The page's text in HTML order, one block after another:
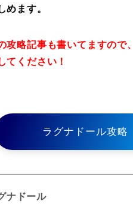
めます。
略記事も書いてますので、
てください！
ラグナドール攻略
ナドール